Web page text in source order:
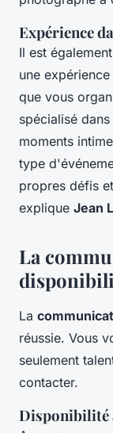
Expérience
Il est
une
que vous
spécialisé
moments
type
propres défis
explique Jean
La
La
réussie. Vous
seulement
contacter.
Disponibilité